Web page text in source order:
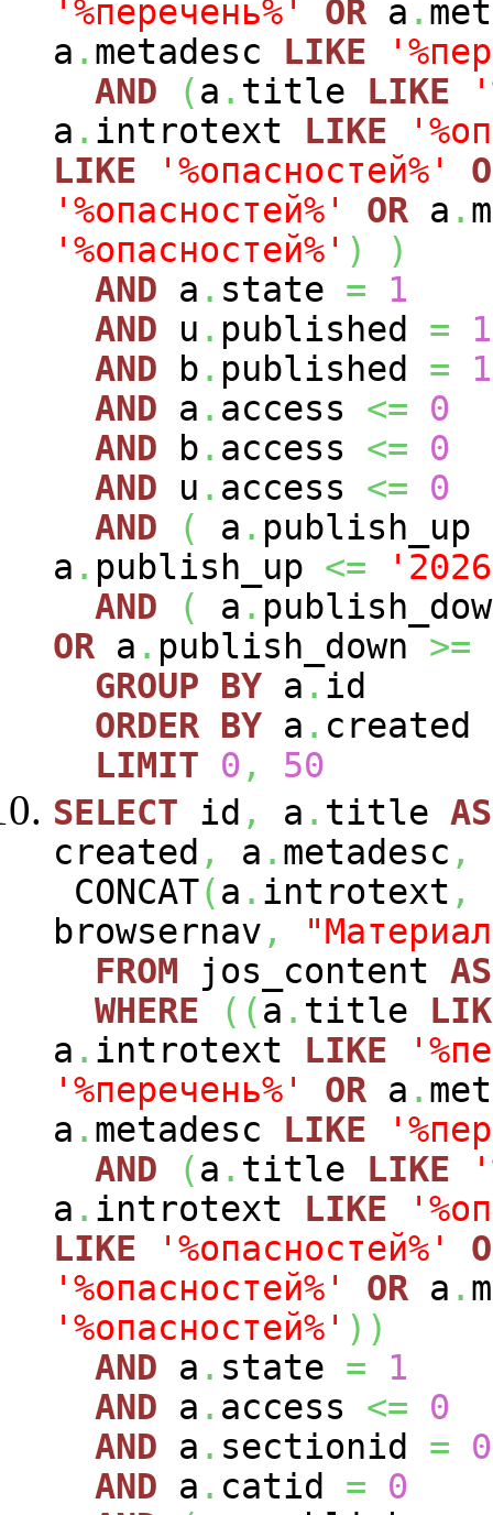
'%перечень%'
OR a .
a . metadesc LIKE
AND
(a . title LIKE
a . introtext LIKE
LIKE
'%опасностей%'
'%опасностей%'
OR a .
'%опасностей%' )
)
AND a . state =
1
AND u . published =
1
AND b . published =
1
AND a . access <=
0
AND b . access <=
0
AND u . access <=
0
AND
( a . publish_up
a . publish_up <=
AND
( a .
OR a . publish_down >=
GROUP
BY a . id
ORDER BY a . created
LIMIT
0 ,
50
SELECT id , a . title AS
created , a . metadesc ,
CONCAT(a . introtext ,
browsernav ,
FROM jos_content AS
WHERE
( (a . title
a . introtext LIKE
'%перечень%'
OR a .
a . metadesc LIKE
AND
(a . title LIKE
a . introtext LIKE
LIKE
'%опасностей%'
'%опасностей%'
OR a .
'%опасностей%' ) )
AND a . state =
1
AND a . access <=
0
AND a . sectionid =
0
AND a . catid =
0